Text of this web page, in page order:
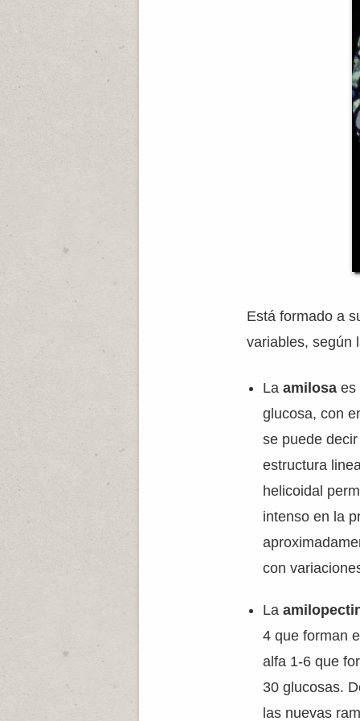
Está formado a
varia­bles, según
Laamilosa es
glucosa, con
se puede
estructura
helicoidal
intenso en la
con
La
4 que forman
alfa 1-6 que
30 glucosas.
las nuevas